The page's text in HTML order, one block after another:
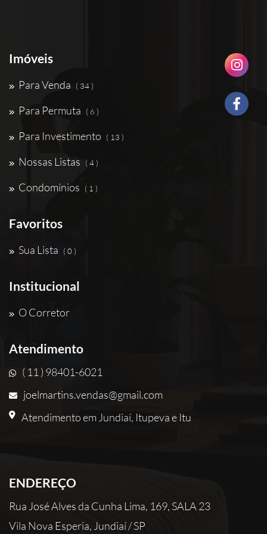
Imóveis
Para Venda ( 34 )
Para Permuta ( 6 )
Para Investimento ( 13 )
Nossas Listas ( 4 )
Condomínios ( 1 )
Favoritos
Sua Lista ( 0 )
Institucional
O Corretor
Atendimento
( 11 ) 98401-6021
joelmartins.vendas@gmail.com
Atendimento em Jundiaí, Itupeva e Itu
ENDEREÇO
Rua José Alves da Cunha Lima, 169, SALA 23
Vila Nova Esperia, Jundiaí / SP